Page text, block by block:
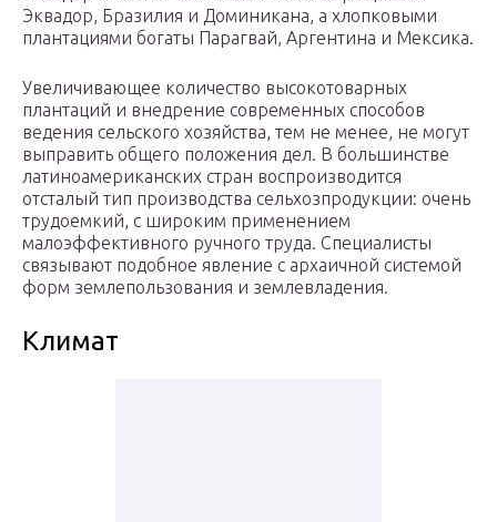
Эквадор, Бразилия и Доминикана, а хлопковыми
плантациями богаты Парагвай, Аргентина и Мексика.
Увеличивающее количество высокотоварных
плантаций и внедрение современных способов
ведения сельского хозяйства, тем не менее, не могут
выправить общего положения дел. В большинстве
латиноамериканских стран воспроизводится
отсталый тип производства сельхозпродукции: очень
трудоемкий, с широким применением
малоэффективного ручного труда. Специалисты
связывают подобное явление с архаичной системой
форм землепользования и землевладения.
Климат